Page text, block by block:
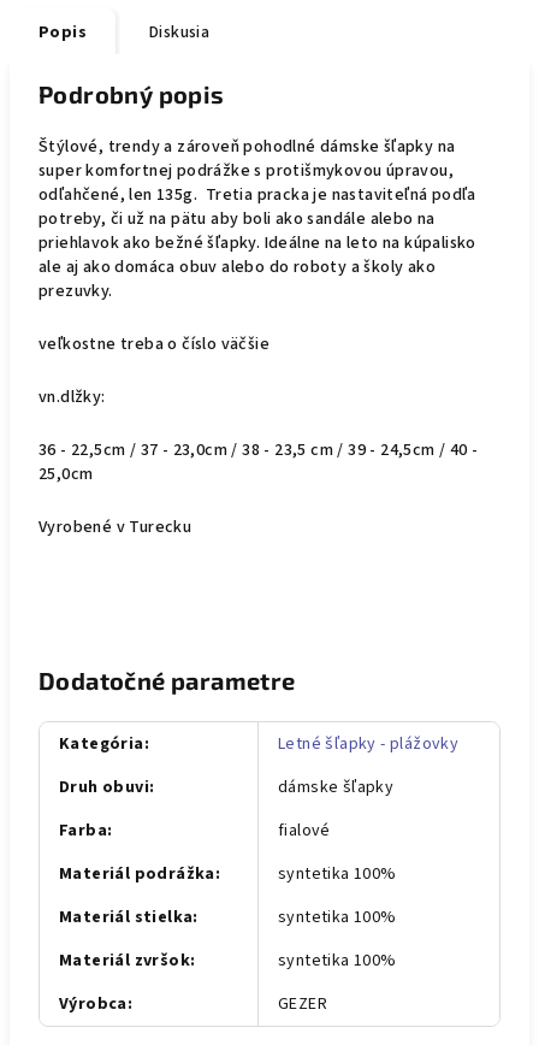
Popis Diskusia
Podrobný popis
Štýlové, trendy a zároveň pohodlné dámske šľapky na
super komfortnej podrážke s protišmykovou úpravou,
odľahčené, len 135g. Tretia pracka je nastaviteľná podľa
potreby, či už na pätu aby boli ako sandále alebo na
priehlavok ako bežné šľapky. Ideálne na leto na kúpalisko
ale aj ako domáca obuv alebo do roboty a školy ako
prezuvky.
veľkostne treba o číslo väčšie
vn.dlžky:
36 - 22,5cm / 37 - 23,0cm / 38 - 23,5 cm / 39 - 24,5cm / 40 -
25,0cm
Vyrobené v Turecku
Dodatočné parametre
Kategória:
Letné šľapky - plážovky
Druh obuvi:
dámske šľapky
Farba:
fialové
Materiál podrážka:
syntetika 100%
Materiál stielka:
syntetika 100%
Materiál zvršok:
syntetika 100%
Výrobca: GEZER